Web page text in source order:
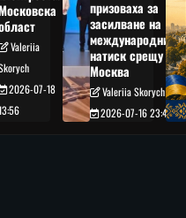
Valeriia
2026-07-18
призоваха за
засилване на
международния
натиск срещу
Москва
Valeriia Skorych
2026-07-16 23:49